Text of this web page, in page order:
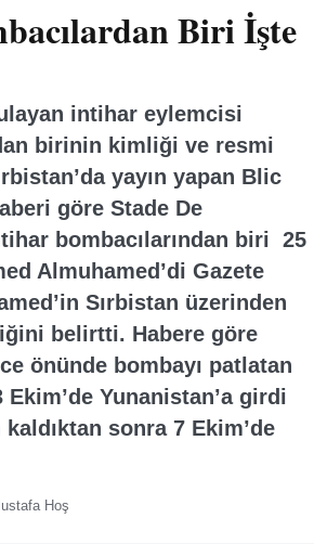
Biri İşte
intihar eylemcisi
birinin kimliği ve resmi
yayın yapan Blic
göre Stade De
bombacılarından biri 25
Almuhamed’di Gazete
Sırbistan üzerinden
belirtti. Habere göre
önünde bombayı patlatan
Yunanistan’a girdi
sonra 7 Ekim’de
Hoş